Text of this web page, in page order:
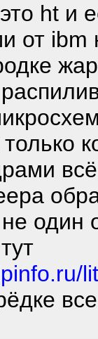
ht и
от ibm
один